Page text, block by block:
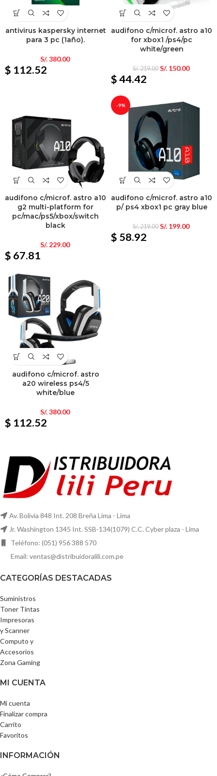
antivirus kaspersky internet
para 3 pc (1año).
S/.380.00
$ 112.52
audifono c/microf. astro a10
for xbox1 /ps4/pc
white/green
S/.219.00 S/.150.00
$ 44.42
audifono c/microf. astro a10
g2 multi-platform for
pc/mac/ps5/xbox/switch
black
S/.229.00
$ 67.81
-9%
audifono c/microf. astro a10
p/ ps4 xbox1 pc gray blue
S/.219.00 S/.199.00
$ 58.92
audifono c/microf. astro
a20 wireless ps4/5
white/blue
S/.380.00
$ 112.52
Av. Bolivia 848 Int. 208 Breña Lima - Lima
Jr. Washington 1345 Int. SSB-134(1079) C.C. Cyber plaza - Lima
Teléfono: (051) 956 388 570
Email: ventas@distribuidoralili.com.pe
CATEGORÍAS DESTACADAS
Suministros
Toner Tintas
Impresoras
y Scanner
Computo y
Accesorios
Zona Gaming
MI CUENTA
Mi cuenta
Finalizar compra
Carrito
Favoritos
INFORMACIÓN